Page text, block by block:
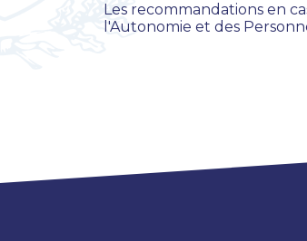
Les recommandations en
l'Autonomie et des